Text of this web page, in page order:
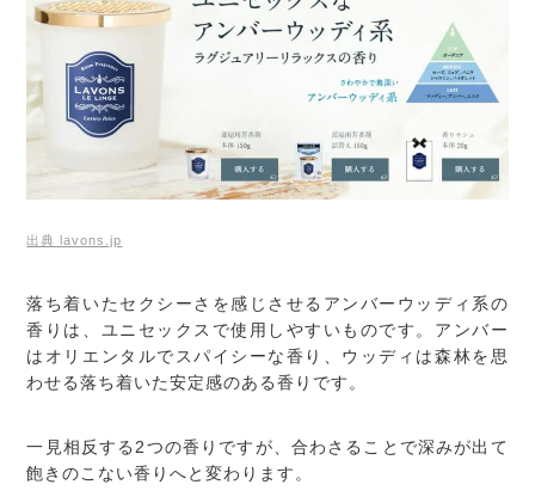
出典 lavons.jp
落ち着いたセクシーさを感じさせるアンバーウッディ系の
香りは、ユニセックスで使用しやすいものです。アンバー
はオリエンタルでスパイシーな香り、ウッディは森林を思
わせる落ち着いた安定感のある香りです。
一見相反する2つの香りですが、合わさることで深みが出て
飽きのこない香りへと変わります。